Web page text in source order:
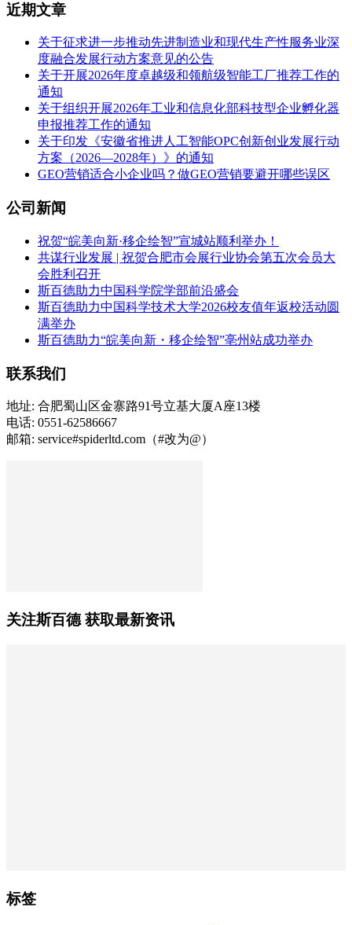
近期文章
关于征求进一步推动先进制造业和现代生产性服务业深
度融合发展行动方案意见的公告
关于开展2026年度卓越级和领航级智能工厂推荐工作的
通知
关于组织开展2026年工业和信息化部科技型企业孵化器
申报推荐工作的通知
关于印发《安徽省推进人工智能OPC创新创业发展行动
方案（2026—2028年）》的通知
GEO营销适合小企业吗？做GEO营销要避开哪些误区
公司新闻
祝贺“皖美向新·移企绘智”宣城站顺利举办！
共谋行业发展 | 祝贺合肥市会展行业协会第五次会员大
会胜利召开
斯百德助力中国科学院学部前沿盛会
斯百德助力中国科学技术大学2026校友值年返校活动圆
满举办
斯百德助力“皖美向新・移企绘智”亳州站成功举办
联系我们
地址: 合肥蜀山区金寨路91号立基大厦A座13楼
电话: 0551-62586667
邮箱: service#spiderltd.com（#改为@）
关注斯百德 获取最新资讯
标签